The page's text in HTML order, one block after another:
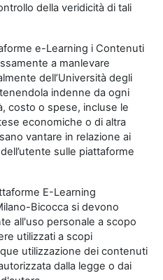
della veridicità di tali
e-Learning i Contenuti
a manlevare
dell’Università degli
indenne da ogni
costo o spese, incluse le
economiche o di altra
vantare in relazione ai
sulle piattaforme
E-Learning
Bicocca si devono
all'uso personale a scopo
utilizzati a scopi
utilizzazione dei contenuti
dalla legge o dai